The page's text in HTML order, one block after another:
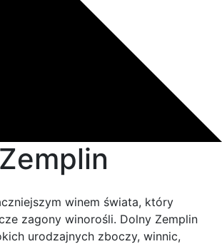
winem świata, który
zagony winorośli. Dolny Zemplin
urodzajnych zboczy, winnic,